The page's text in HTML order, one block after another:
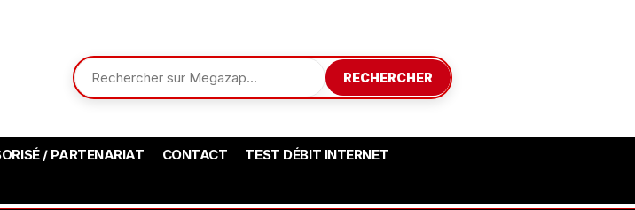
RECHERCHER
/ PARTENARIAT CONTACT TEST DÉBIT INTERNET